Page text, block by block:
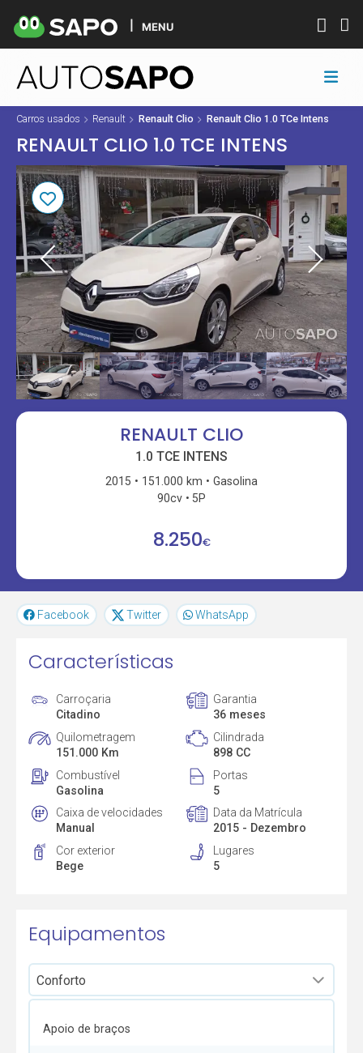
MENU
Carros usados Renault Renault Clio Renault Clio 1.0 TCe Intens
RENAULT CLIO 1.0 TCE INTENS
RENAULT CLIO
1.0 TCE INTENS
2015 151.000 km
Gasolina
90cv
5P
8.250€
Facebook Twitter WhatsApp
Características
Carroçaria
Citadino
Garantia
36 meses
Quilometragem
151.000 Km
Cilindrada
898 CC
Combustível
Gasolina
Portas
5
Caixa de velocidades
Manual
Data da Matrícula
2015 - Dezembro
Cor exterior
Bege
Lugares
5
Equipamentos
Apoio de braços